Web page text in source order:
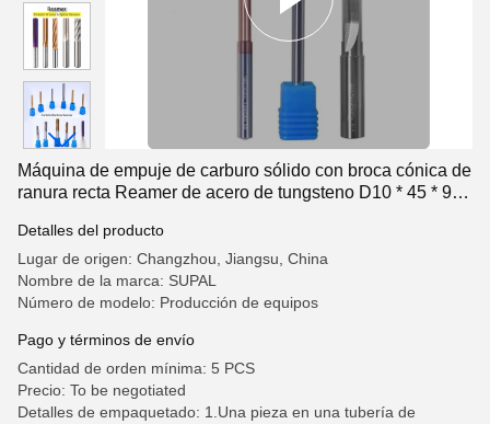
Máquina de empuje de carburo sólido con broca cónica de
ranura recta Reamer de acero de tungsteno D10 * 45 * 90L
Detalles del producto
Lugar de origen: Changzhou, Jiangsu, China
Nombre de la marca: SUPAL
Número de modelo: Producción de equipos
Pago y términos de envío
Cantidad de orden mínima: 5 PCS
Precio: To be negotiated
Detalles de empaquetado: 1.Una pieza en una tubería de